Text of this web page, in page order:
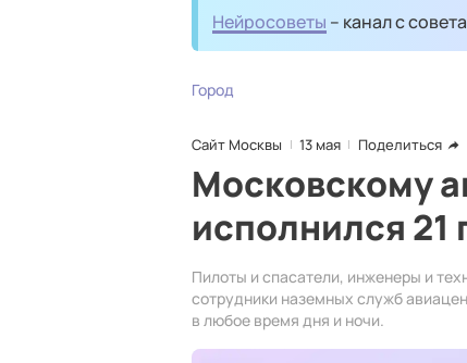
Нейросоветы – канал с
Город
Сайт Москвы 13 мая Поделиться
Московскому
исполнился 21
Пилоты и спасатели, инженеры и
сотрудники наземных служб
в любое время дня и ночи.